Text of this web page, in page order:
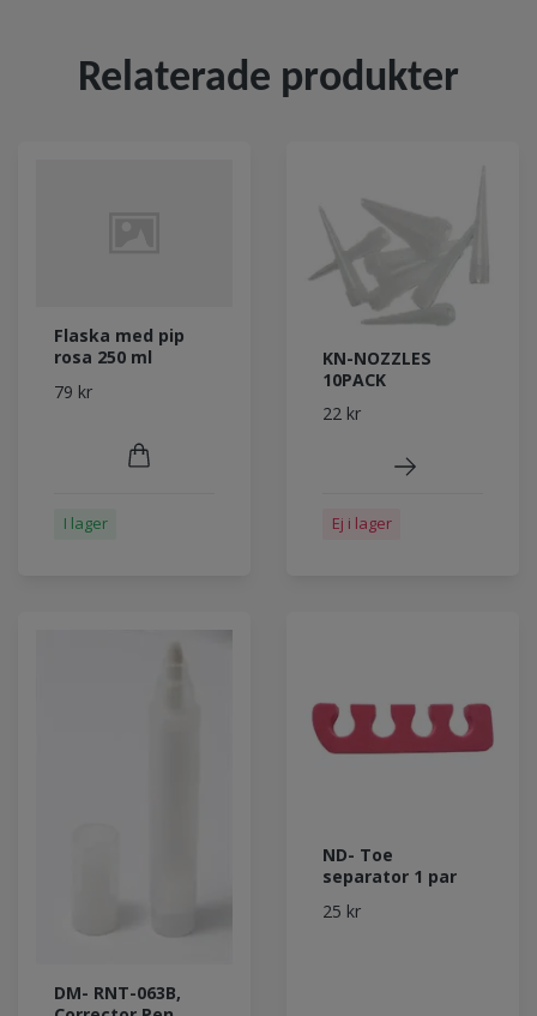
Relaterade produkter
Flaska med pip
rosa 250 ml
79 kr
I lager
KN-NOZZLES
10PACK
22 kr
Ej i lager
DM- RNT-063B,
ND- Toe
separator 1 par
25 kr